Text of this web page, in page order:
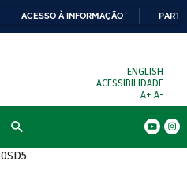
ACESSO À INFORMAÇÃO
ENGLISH
ACESSIBILIDADE
A+ A-